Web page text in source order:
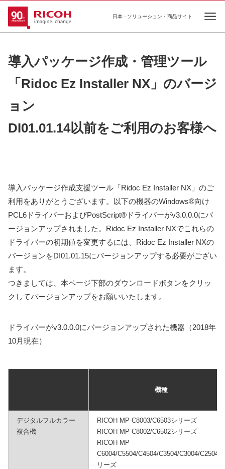
日本 - ソリューション・商品サイト
導入パッケージ作成・管理ツール
「Ridoc Ez Installer NX」のバージ
ョン
DI01.01.14以前をご利用のお客様へ
導入パッケージ作成支援ツール「Ridoc Ez Installer NX」のご
利用をありがとうございます。以下の機器のWindows®向け
PCL6ドライバーおよびPostScript®ドライバーがv3.0.0.0にバ
ージョンアップされました。Ridoc Ez Installer NXでこれらの
ドライバーの初期値を変更するには、Ridoc Ez Installer NXの
バージョンをDI01.01.15にバージョンアップする必要がござい
ます。
つきましては、本ページ下部のダウンロードボタンをクリッ
クしてバージョンアップをお願いいたします。
ドライバーがv3.0.0.0にバージョンアップされた機器（2018年
10月現在）
機種
デジタルフルカラー
複合機
RICOH MP C8003/C6503シリーズ
RICOH MP C8002/C6502シリーズ
RICOH MP
C6004/C5504/C4504/C3504/C3004/C2504シ
リーズ